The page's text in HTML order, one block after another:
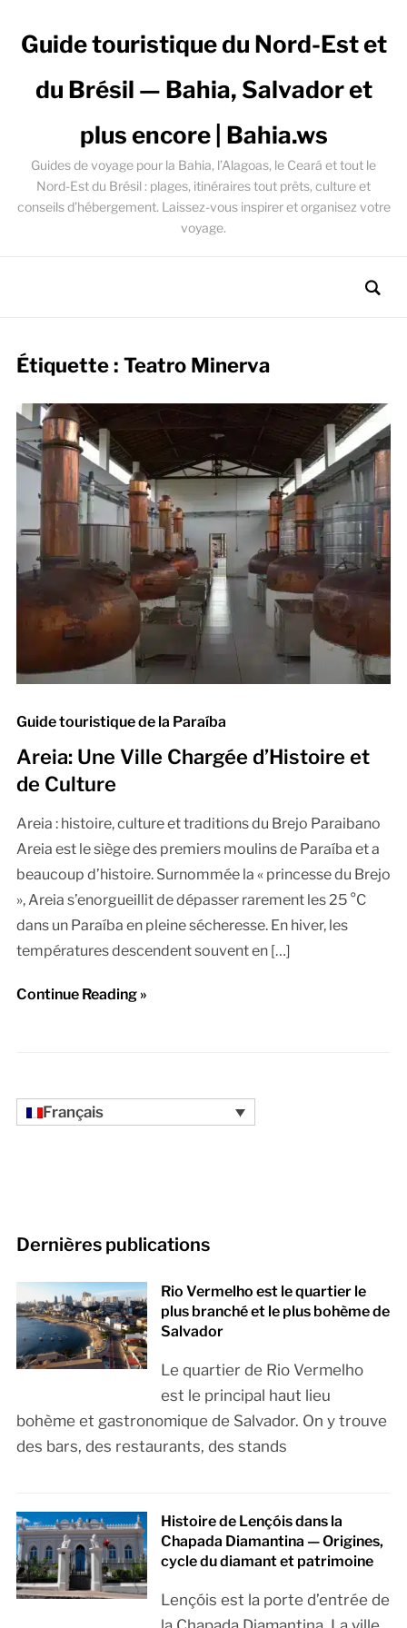
Guide touristique du Nord-Est et
du Brésil — Bahia, Salvador et
plus encore | Bahia.ws
Guides de voyage pour la Bahia, l’Alagoas, le Ceará et tout le
Nord-Est du Brésil : plages, itinéraires tout prêts, culture et
conseils d’hébergement. Laissez-vous inspirer et organisez votre
voyage.
Étiquette : Teatro Minerva
Guide touristique de la Paraíba
Areia: Une Ville Chargée d’Histoire et
de Culture
Areia : histoire, culture et traditions du Brejo Paraibano
Areia est le siège des premiers moulins de Paraíba et a
beaucoup d’histoire. Surnommée la « princesse du Brejo
», Areia s’enorgueillit de dépasser rarement les 25 °C
dans un Paraíba en pleine sécheresse. En hiver, les
températures descendent souvent en […]
Continue Reading »
Français
Dernières publications
Rio Vermelho est le quartier le
plus branché et le plus bohème de
Salvador
Le quartier de Rio Vermelho
est le principal haut lieu
bohème et gastronomique de Salvador. On y trouve
des bars, des restaurants, des stands
Histoire de Lençóis dans la
Chapada Diamantina — Origines,
cycle du diamant et patrimoine
Lençóis est la porte d’entrée de